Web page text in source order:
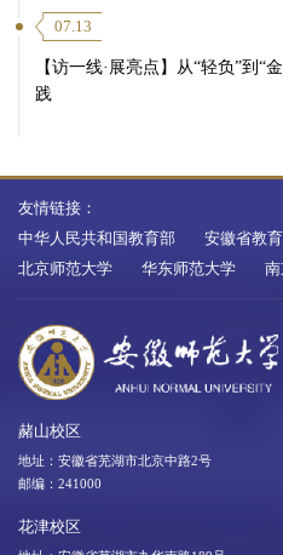
07.13
【访一线·展亮点】从“轻负”到
践
友情链接：
中华人民共和国教育部
安徽省教
北京师范大学
华东师范大学
赭山校区
地址：安徽省芜湖市北京中路2号
邮编：241000
花津校区